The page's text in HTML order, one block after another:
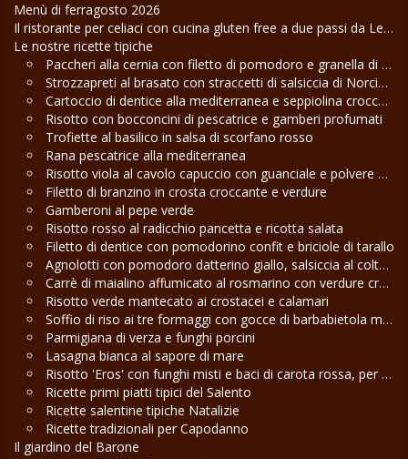
Menù di ferragosto 2026
Il ristorante per celiaci con cucina gluten free a due passi da Lecce
Le nostre ricette tipiche
Paccheri alla cernia con filetto di pomodoro e granella di pistacchio
Strozzapreti al brasato con straccetti di salsiccia di Norcia e funghi misti
Cartoccio di dentice alla mediterranea e seppiolina croccante
Risotto con bocconcini di pescatrice e gamberi profumati
Trofiette al basilico in salsa di scorfano rosso
Rana pescatrice alla mediterranea
Risotto viola al cavolo capuccio con guanciale e polvere di pistacchio
Filetto di branzino in crosta croccante e verdure
Gamberoni al pepe verde
Risotto rosso al radicchio pancetta e ricotta salata
Filetto di dentice con pomodorino confit e briciole di tarallo
Agnolotti con pomodoro datterino giallo, salsiccia al coltello e pecorino
Carrè di maialino affumicato al rosmarino con verdure croccanti
Risotto verde mantecato ai crostacei e calamari
Soffio di riso ai tre formaggi con gocce di barbabietola maliziosa
Parmigiana di verza e funghi porcini
Lasagna bianca al sapore di mare
Risotto 'Eros' con funghi misti e baci di carota rossa, per San Valentino
Ricette primi piatti tipici del Salento
Ricette salentine tipiche Natalizie
Ricette tradizionali per Capodanno
Il giardino del Barone